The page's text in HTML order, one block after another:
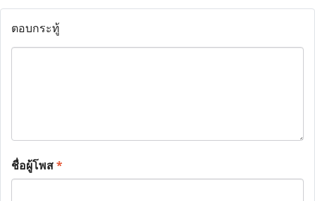
ตอบกระทู้
ชื่อผู้โพส*